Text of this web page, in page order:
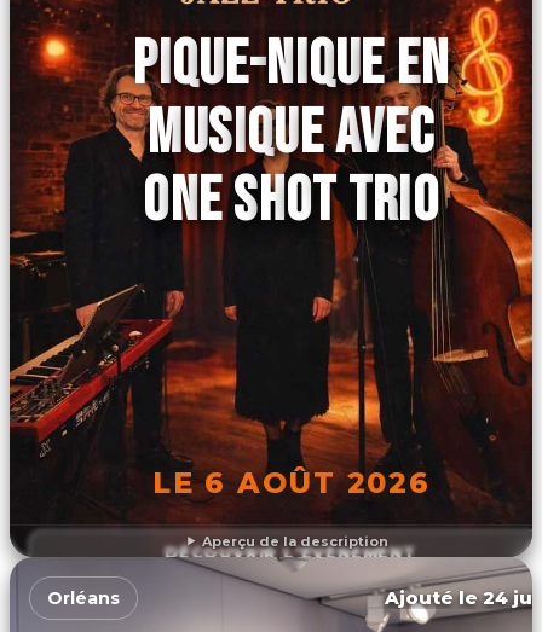
Aperçu de la description
PIQUE-NIQUE EN
MUSIQUE AVEC
ONE SHOT TRIO
LE 6 AOÛT 2026
DÉCOUVRIR L'ÉVÉNEMENT
Orléans Ajouté le 24